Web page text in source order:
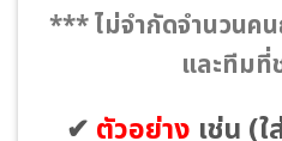
*** ไม่จำกัดจำนวนค
และทีมที่
✔ ตัวอย่าง เช่น (ใ